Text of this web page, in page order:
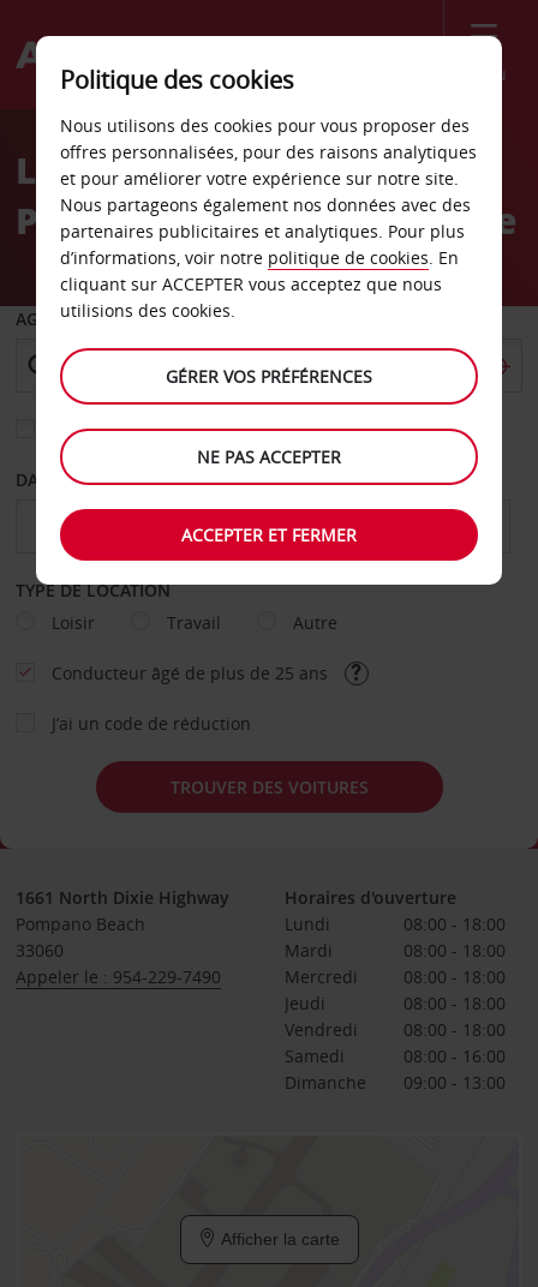
Menu
Welcome
AvisLocation de voiture
Powerline, Fort Lauderdale
AGENCE DE DÉPART
Sélectionnez une autre agence de retour
DATE DE DÉPART DATE DE RETOUR
TYPE DE LOCATION
Loisir
Travail Autre
Conducteur âgé de plus de 25 ans
J’ai un code de réduction
TROUVER DES VOITURES
1661 North Dixie Highway
Pompano Beach
33060
Appeler le : 954-229-7490
Horaires d'ouverture
Lundi
08:00 - 18:00
Mardi
08:00 - 18:00
Mercredi
08:00 - 18:00
Jeudi
08:00 - 18:00
Vendredi
08:00 - 18:00
Samedi
08:00 - 16:00
Dimanche
09:00 - 13:00
Afficher la carte
Politique des cookies
Nous utilisons des cookies pour vous proposer des
offres personnalisées, pour des raisons analytiques
et pour améliorer votre expérience sur notre site.
Nous partageons également nos données avec des
partenaires publicitaires et analytiques. Pour plus
d’informations, voir notre politique de cookies. En
cliquant sur ACCEPTER vous acceptez que nous
utilisions des cookies.
GÉRER VOS PRÉFÉRENCES
NE PAS ACCEPTER
ACCEPTER ET FERMER